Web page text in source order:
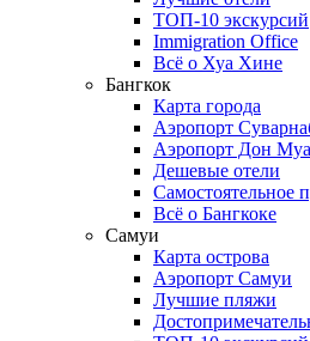
ТОП-10 экскурсий
Immigration Office
Всё о Хуа Хине
Бангкок
Карта города
Аэропорт
Аэропорт Дон
Дешевые отели
Самостоятельное
Всё о Бангкоке
Самуи
Карта острова
Аэропорт Самуи
Лучшие пляжи